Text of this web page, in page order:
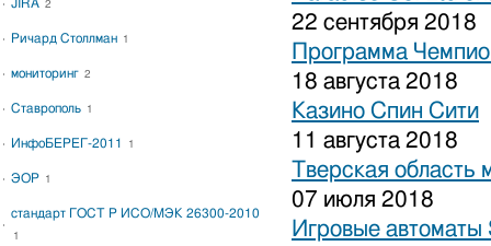
22 сентября 2018
Программа
18 августа 2018
Казино Спин Сити
11 августа 2018
Тверская область
07 июля 2018
Игровые автоматы
JIRA 2
Ричард Столлман 1
мониторинг 2
Ставрополь 1
ИнфоБЕРЕГ-2011 1
ЭОР 1
стандарт ГОСТ Р ИСО/МЭК 26300-2010
1